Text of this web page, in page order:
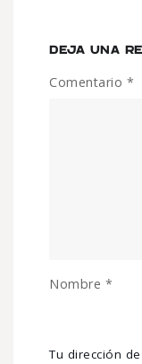
DEJA UNA
Tu dirección
Comentario *
Nombre *